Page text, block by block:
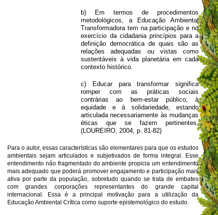
b) Em termos de procedimentos
metodológicos, a Educação Ambiental
Transformadora tem na participação e no
exercício da cidadania princípios para a
definição democrática de quais são as
relações adequadas ou vistas como
sustentáveis à vida planetária em cada
contexto histórico.
c) Educar para transformar significa
romper com as práticas sociais
contrárias ao bem-estar público, à
equidade e à solidariedade, estando
articulada necessariamente às mudanças
éticas que se fazem pertinentes.
(LOUREIRO, 2004, p. 81-82)
Para o autor, essas características são elementares para que os estudos
ambientais sejam articulados e subjetivados de forma integral. Esse
entendimento não fragmentado do ambiente propicia um entendimento
mais adequado que poderá promover engajamento e participação mais
ativa por parte da população, sobretudo quando se trata de embates
com grandes corporações representantes do grande capital
internacional. Essa é a principal motivação para a utilização da
Educação Ambiental Crítica como suporte epistemológico do estudo.